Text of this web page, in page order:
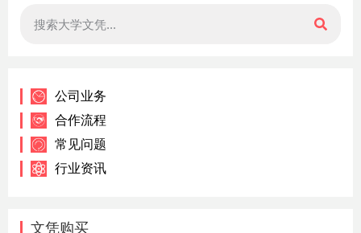
公司业务
合作流程
常见问题
行业资讯
文凭购买